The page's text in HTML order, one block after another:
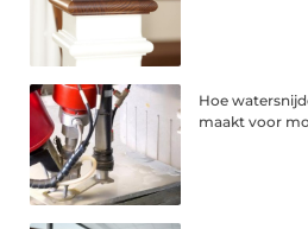
Hoe
maakt voor